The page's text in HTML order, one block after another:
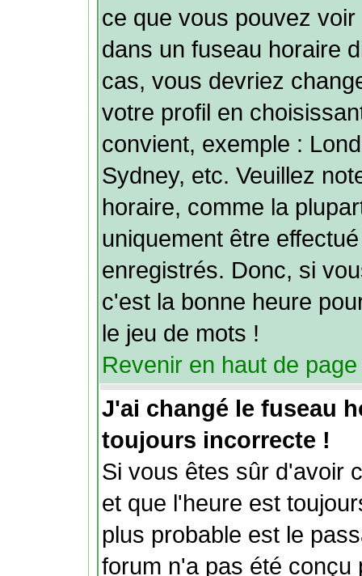
ce que vous pouvez
dans un fuseau horaire
cas, vous devriez
votre profil en
convient, exemple :
Sydney, etc. Veuillez
horaire, comme la
uniquement être
enregistrés. Donc, si
c'est la bonne heure
le jeu de mots !
Revenir en haut de page
J'ai changé le fuseau
toujours incorrecte !
Si vous êtes sûr d'avoir
et que l'heure est
plus probable est le
forum n'a pas été conçu